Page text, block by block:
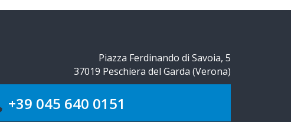
Piazza Ferdinando di Savoia, 5
37019 Peschiera del Garda (Verona)
+39 045 640 0151